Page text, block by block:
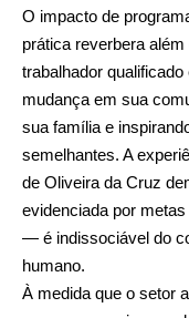
O impacto de
prática reverbera
trabalhador
mudança em sua
sua família e
semelhantes. A
de Oliveira da Cruz
evidenciada por
— é indissociável do
humano.
À medida que o setor